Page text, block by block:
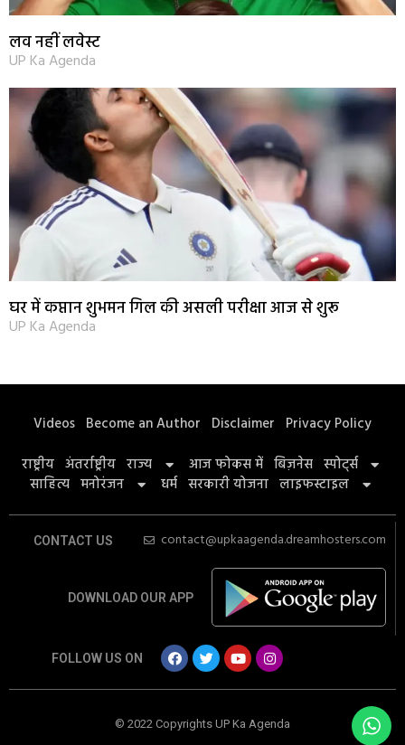
लव नहीं लवेस्ट
UP Ka Agenda
घर में कप्तान शुभमन गिल की असली परीक्षा आज से शुरू
UP Ka Agenda
Videos Become an Author Disclaimer Privacy Policy
राष्ट्रीय अंतर्राष्ट्रीय राज्य आज फोकस में बिज़नेस स्पोर्ट्स
साहित्य मनोरंजन धर्म सरकारी योजना लाइफस्टाइल
CONTACT US contact@upkaagenda.dreamhosters.com
DOWNLOAD OUR APP
FOLLOW US ON
© 2022 Copyrights UP Ka Agenda